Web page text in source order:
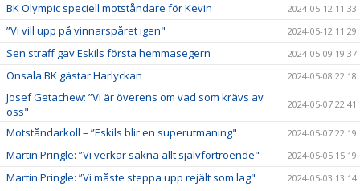
BK Olympic speciell motståndare för Kevin 2024-05-12 11:33
”Vi vill upp på vinnarspåret igen" 2024-05-12 11:29
Sen straff gav Eskils första hemmasegern 2024-05-09 19:37
Onsala BK gästar Harlyckan 2024-05-08 22:18
Josef Getachew: ”Vi är överens om vad som krävs av
oss"
2024-05-07 22:41
Motståndarkoll – ”Eskils blir en superutmaning" 2024-05-07 22:19
Martin Pringle: ”Vi verkar sakna allt självförtroende" 2024-05-05 15:19
Martin Pringle: ”Vi måste steppa upp rejält som lag" 2024-05-03 13:14